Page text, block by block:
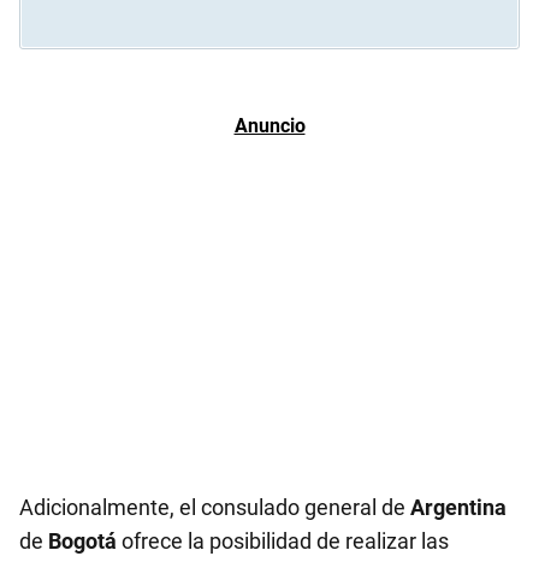
Adicionalmente, el consulado general de Argentina
de Bogotá ofrece la posibilidad de realizar las